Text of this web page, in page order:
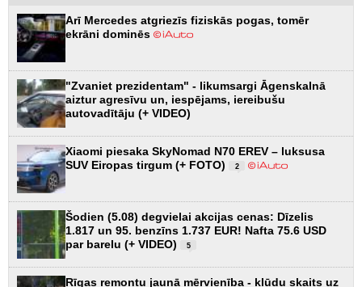
Arī Mercedes atgriezīs fiziskās pogas, tomēr
ekrāni dominēs
"Zvaniet prezidentam" - likumsargi Āgenskalnā
aiztur agresīvu un, iespējams, iereibušu
autovadītāju (+ VIDEO)
Xiaomi piesaka SkyNomad N70 EREV – luksusa
SUV Eiropas tirgum (+ FOTO)
2
Šodien (5.08) degvielai akcijas cenas: Dīzelis
1.817 un 95. benzīns 1.737 EUR! Nafta 75.6 USD
par barelu (+ VIDEO)
5
Rīgas remontu jaunā mērvienība - kļūdu skaits uz